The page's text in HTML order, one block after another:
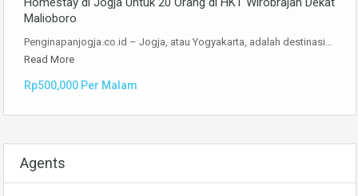
Malioboro
Penginapanjogja.co.id – Jogja, atau Yogyakarta, adalah destinasi…
Read More
Rp500,000 Per Malam
Agents